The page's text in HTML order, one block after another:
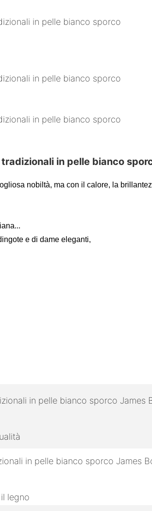
nobiltà, ma con il calore, la
e di dame eleganti,
legno